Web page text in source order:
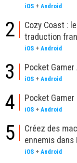
iOS + Android
2
Cozy Coast :
traduction
iOS + Android
3 Pocket
iOS + Android
4 Pocket
iOS + Android
5
Créez des
ennemis dans
iOS + Android